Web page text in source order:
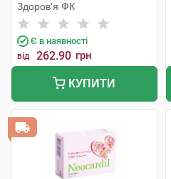
Здоров'я ФК
Є в наявності
від 262.90 грн
КУПИТИ